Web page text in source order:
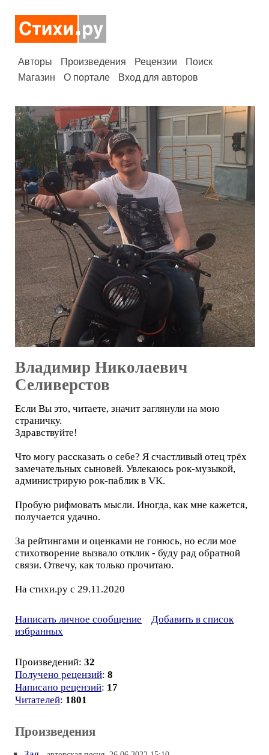
Авторы Произведения Рецензии
Поиск
Магазин
О портале Вход для авторов
Владимир Николаевич
Селиверстов
Если Вы это, читаете, значит заглянули на мою
страничку.
Здравствуйте!
Что могу рассказать о себе? Я счастливый отец трёх
замечательных сыновей. Увлекаюсь рок-музыкой,
администрирую рок-паблик в VK.
Пробую рифмовать мысли. Иногда, как мне кажется,
получается удачно.
За рейтингами и оценками не гонюсь, но если мое
стихотворение вызвало отклик - буду рад обратной
связи. Отвечу, как только прочитаю.
На стихи.ру с 29.11.2020
Написать личное сообщение
Добавить в список
избранных
Произведений: 32
Получено рецензий: 8
Написано рецензий: 17
Читателей: 1801
Произведения